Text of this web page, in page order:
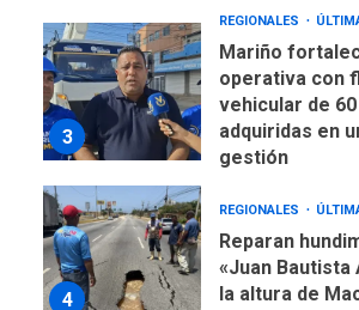
3
REGIONALES
Mariño
operativa con
vehicular de
adquiridas en
gestión
4
REGIONALES
Reparan
«Juan Bautista
la altura de